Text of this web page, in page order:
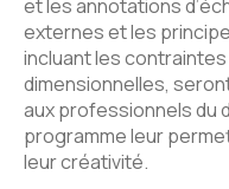
et les annotations
externes et les
incluant les
dimensionnelles,
aux professionnels du
programme leur
leur créativité.